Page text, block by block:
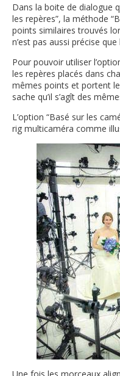
Dans la boite de dialogue
les repères”, la méthode
points similaires trouvés
n’est pas aussi précise
Pour pouvoir utiliser
les repères placés dans
mêmes points et portent
sache qu’il s’agît des
L’option “Basé sur les
rig multicaméra comme